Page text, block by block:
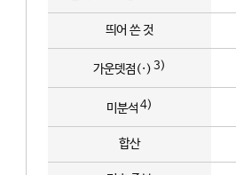
띄어 쓴 것
가운뎃점(·) 3)
미분석 4)
합산